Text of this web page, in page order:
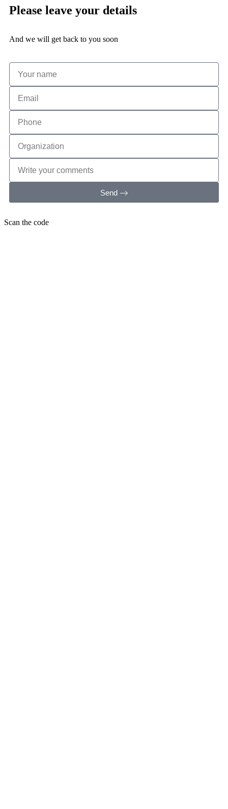
Please leave your details
And we will get back to you soon
Send
Scan the code